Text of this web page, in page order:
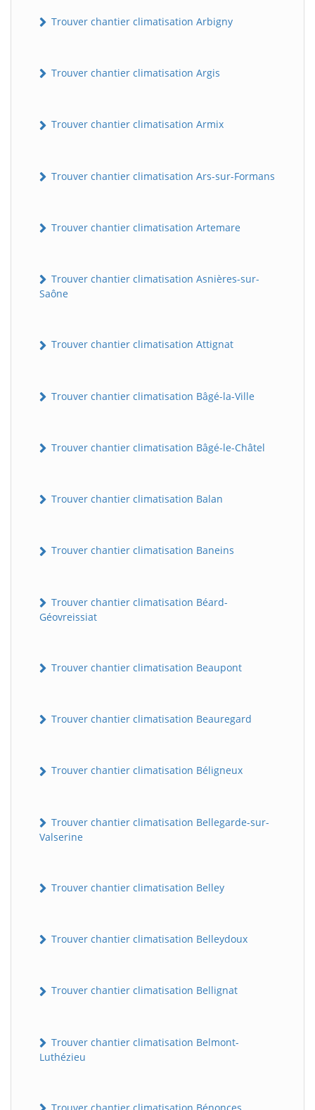
Trouver chantier climatisation Arbigny
Trouver chantier climatisation Argis
Trouver chantier climatisation Armix
Trouver chantier climatisation Ars-sur-Formans
Trouver chantier climatisation Artemare
Trouver chantier climatisation Asnières-sur-
Saône
Trouver chantier climatisation Attignat
Trouver chantier climatisation Bâgé-la-Ville
Trouver chantier climatisation Bâgé-le-Châtel
Trouver chantier climatisation Balan
Trouver chantier climatisation Baneins
Trouver chantier climatisation Béard-
Géovreissiat
Trouver chantier climatisation Beaupont
Trouver chantier climatisation Beauregard
Trouver chantier climatisation Béligneux
Trouver chantier climatisation Bellegarde-sur-
Valserine
Trouver chantier climatisation Belley
Trouver chantier climatisation Belleydoux
Trouver chantier climatisation Bellignat
Trouver chantier climatisation Belmont-
Luthézieu